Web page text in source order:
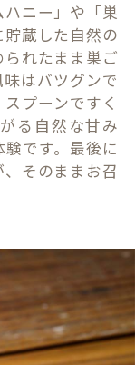
ニー」や「巣
蔵した自然の
れたまま巣ご
はバツグンで
プーンですく
る自然な甘み
です。最後に
そのままお召